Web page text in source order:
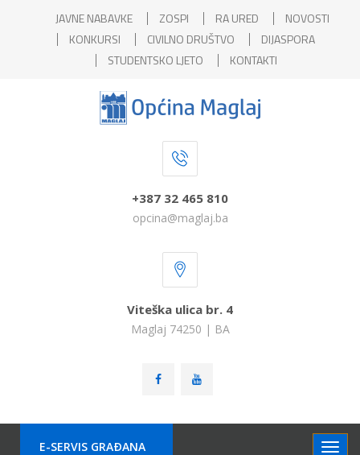
JAVNE NABAVKE ZOSPI RA URED
NOVOSTI
KONKURSI
CIVILNO DRUŠTVO
DIJASPORA
STUDENTSKO LJETO
KONTAKTI
+387 32 465 810
opcina@maglaj.ba
Viteška ulica br. 4
Maglaj 74250 | BA
E-SERVIS GRAÐANA